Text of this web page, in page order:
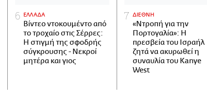
ΕΛΛΑΔΑ
Βίντεο ντοκουμέντο από
το τροχαίο στις Σέρρες:
Η στιγμή της σφοδρής
σύγκρουσης - Νεκροί
μητέρα και γιος
ΔΙΕΘΝΗ
«Ντροπή για την
Πορτογαλία»: Η
πρεσβεία του Ισραήλ
ζητά να ακυρωθεί η
συναυλία του Kanye
West